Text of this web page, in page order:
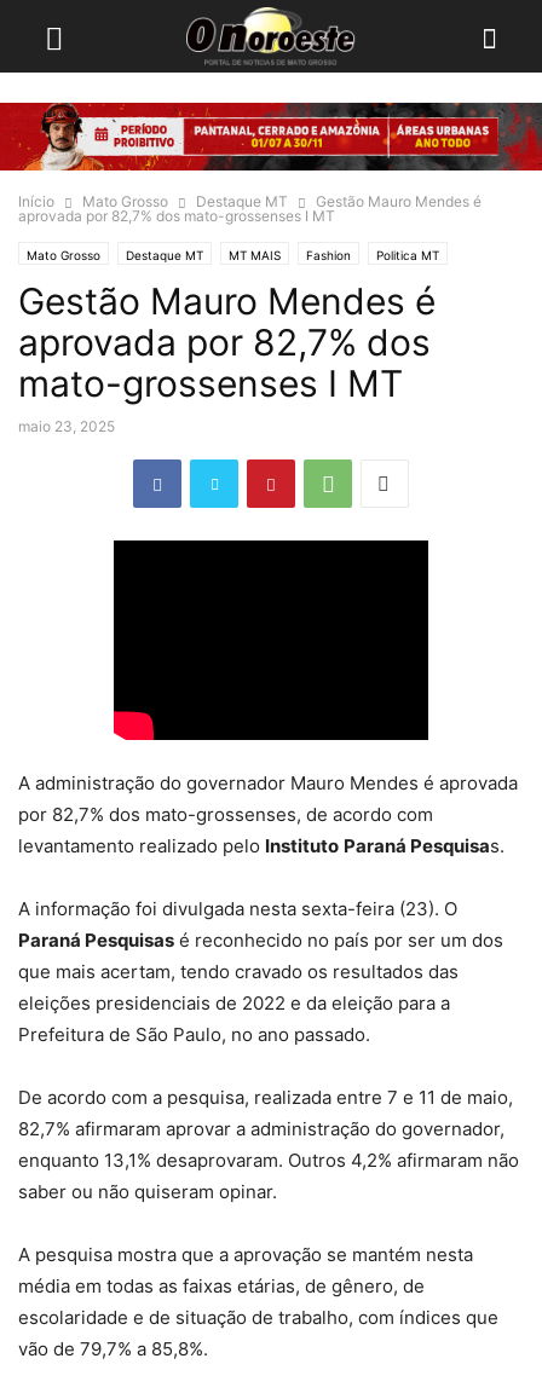
Início Mato Grosso Destaque MT
Gestão Mauro Mendes é
aprovada por 82,7% dos mato-grossenses I MT
Mato Grosso Destaque MT MT MAIS Fashion Politica MT
Gestão Mauro Mendes é
aprovada por 82,7% dos
mato-grossenses I MT
maio 23, 2025
A administração do governador Mauro Mendes é aprovada
por 82,7% dos mato-grossenses, de acordo com
levantamento realizado pelo Instituto Paraná Pesquisas.
A informação foi divulgada nesta sexta-feira (23). O
Paraná Pesquisas é reconhecido no país por ser um dos
que mais acertam, tendo cravado os resultados das
eleições presidenciais de 2022 e da eleição para a
Prefeitura de São Paulo, no ano passado.
De acordo com a pesquisa, realizada entre 7 e 11 de maio,
82,7% afirmaram aprovar a administração do governador,
enquanto 13,1% desaprovaram. Outros 4,2% afirmaram não
saber ou não quiseram opinar.
A pesquisa mostra que a aprovação se mantém nesta
média em todas as faixas etárias, de gênero, de
escolaridade e de situação de trabalho, com índices que
vão de 79,7% a 85,8%.